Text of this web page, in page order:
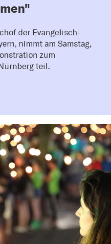
der Evangelisch-
nimmt am Samstag,
zum
teil.